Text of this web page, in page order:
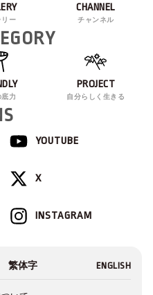
リー
CHANNEL
チャンネル
底力
PROJECT
自分らしく生きる
YOUTUBE
X
INSTAGRAM